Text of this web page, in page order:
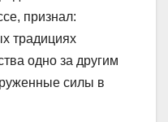
признал:
традициях
одно за другим
силы в